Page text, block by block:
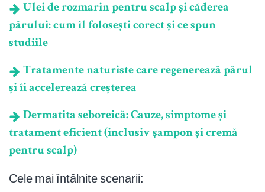
Ulei de rozmarin pentru scalp și căderea
părului: cum îl folosești corect și ce spun
studiile
Tratamente naturiste care regenerează părul
și îi accelerează creșterea
Dermatita seboreică: Cauze, simptome și
tratament eficient (inclusiv șampon și cremă
pentru scalp)
Cele mai întâlnite scenarii: